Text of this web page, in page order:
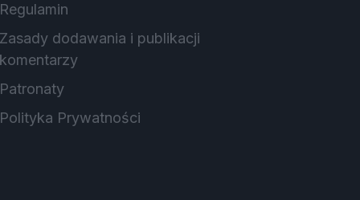
Regulamin
Zasady dodawania i publikacji
komentarzy
Patronaty
Polityka Prywatności